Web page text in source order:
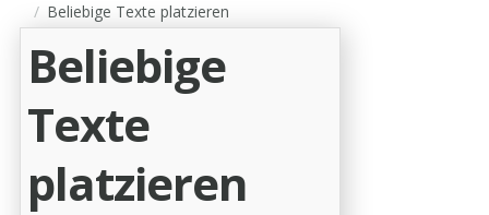
Beliebige Texte platzieren
Beliebige
Texte
platzieren